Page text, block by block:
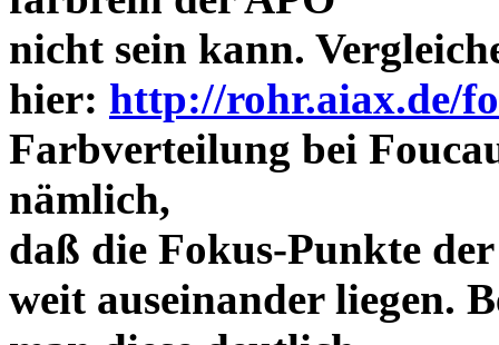
nicht sein kann.
hier: http://rohr.aiax.de/
Farbverteilung bei
nämlich,
daß die Fokus-Punkte
weit auseinander liegen.